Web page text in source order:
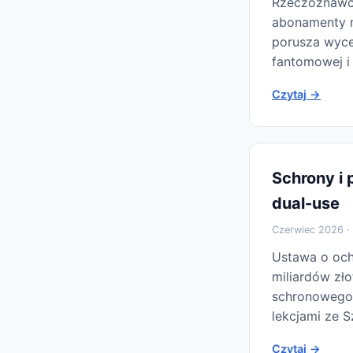
abonamenty
porusza
fantomowej
Czytaj →
Schrony i
dual-use
Czerwiec 2026
Ustawa o
miliardów
lekcjami ze
Czytaj →